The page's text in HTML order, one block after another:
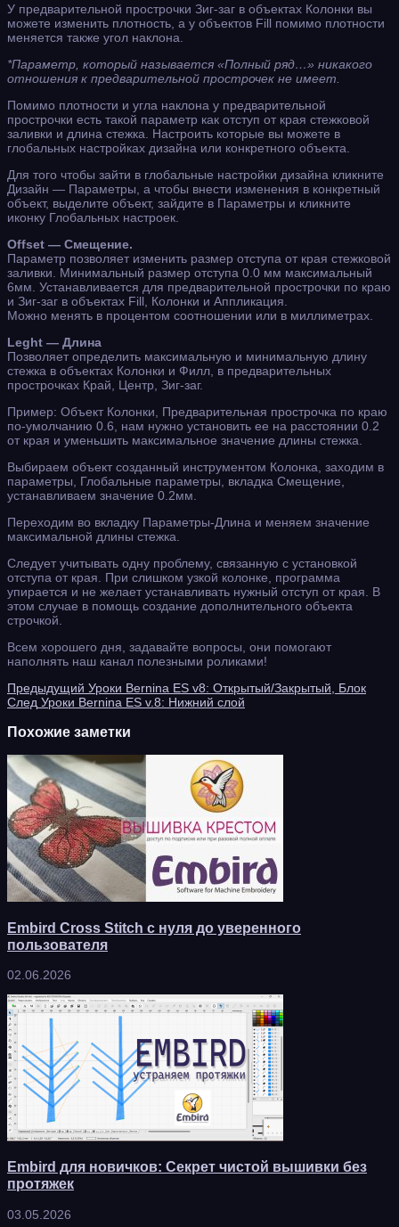
У предварительной прострочки Зиг-заг в объектах Колонки вы
можете изменить плотность, а у объектов Fill помимо плотности
меняется также угол наклона.
*Параметр, который называется «Полный ряд…» никакого
отношения к предварительной прострочек не имеет.
Помимо плотности и угла наклона у предварительной
прострочки есть такой параметр как отступ от края стежковой
заливки и длина стежка. Настроить которые вы можете в
глобальных настройках дизайна или конкретного объекта.
Для того чтобы зайти в глобальные настройки дизайна кликните
Дизайн — Параметры, а чтобы внести изменения в конкретный
объект, выделите объект, зайдите в Параметры и кликните
иконку Глобальных настроек.
Offset — Смещение.
Параметр позволяет изменить размер отступа от края стежковой
заливки. Минимальный размер отступа 0.0 мм максимальный
6мм. Устанавливается для предварительной прострочки по краю
и Зиг-заг в объектах Fill, Колонки и Аппликация.
Можно менять в процентом соотношении или в миллиметрах.
Leght — Длина
Позволяет определить максимальную и минимальную длину
стежка в объектах Колонки и Филл, в предварительных
прострочках Край, Центр, Зиг-заг.
Пример: Объект Колонки, Предварительная прострочка по краю
по-умолчанию 0.6, нам нужно установить ее на расстоянии 0.2
от края и уменьшить максимальное значение длины стежка.
Выбираем объект созданный инструментом Колонка, заходим в
параметры, Глобальные параметры, вкладка Смещение,
устанавливаем значение 0.2мм.
Переходим во вкладку Параметры-Длина и меняем значение
максимальной длины стежка.
Следует учитывать одну проблему, связанную с установкой
отступа от края. При слишком узкой колонке, программа
упирается и не желает устанавливать нужный отступ от края. В
этом случае в помощь создание дополнительного объекта
строчкой.
Всем хорошего дня, задавайте вопросы, они помогают
наполнять наш канал полезными роликами!
Предыдущий Уроки Bernina ES v8: Открытый/Закрытый, Блок
След Уроки Bernina ES v.8: Нижний слой
Похожие заметки
Embird Cross Stitch с нуля до уверенного
пользователя
02.06.2026
Embird для новичков: Секрет чистой вышивки без
протяжек
03.05.2026